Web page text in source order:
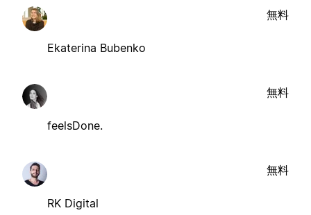
Ekaterina Bubenko
無料
feelsDone.
無料
RK Digital
無料